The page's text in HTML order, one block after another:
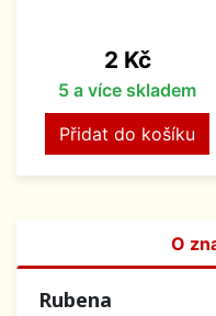
Cena
2 Kč
5 a více skladem
Přidat do košíku
O
Rubena